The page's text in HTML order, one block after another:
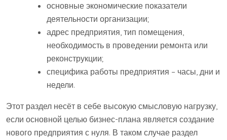
основные экономические показатели
деятельности организации;
адрес предприятия, тип помещения,
необходимость в проведении ремонта или
реконструкции;
специфика работы предприятия – часы, дни и
недели.
Этот раздел несёт в себе высокую смысловую нагрузку,
если основной целью бизнес-плана является создание
нового предприятия с нуля. В таком случае раздел